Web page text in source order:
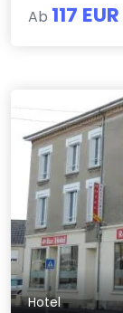
Ab 117 EUR
Hotel